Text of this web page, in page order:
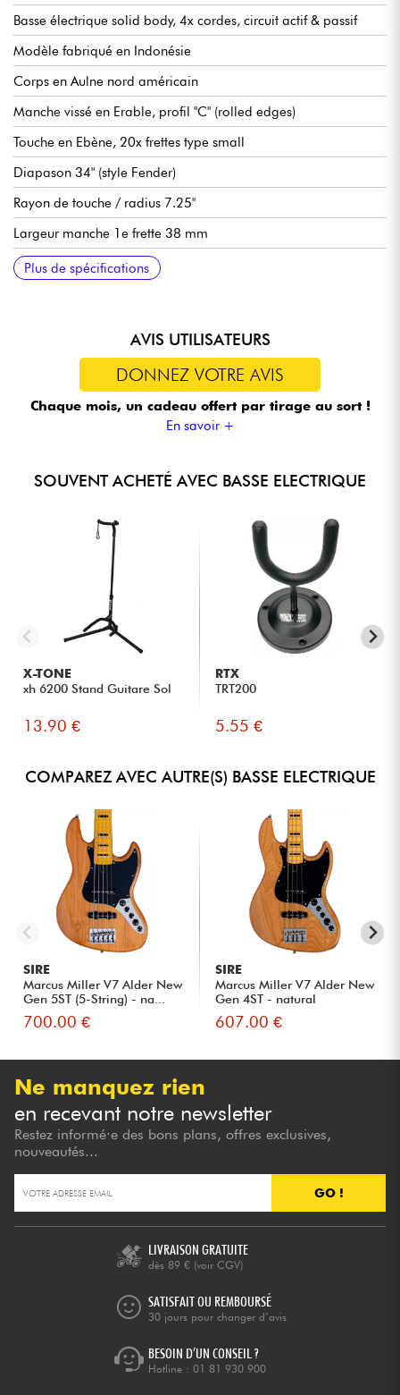
Basse électrique solid body, 4x cordes, circuit actif & passif
Modèle fabriqué en Indonésie
Corps en Aulne nord américain
Manche vissé en Erable, profil "C" (rolled edges)
Touche en Ebène, 20x frettes type small
Diapason 34" (style Fender)
Rayon de touche / radius 7.25"
Largeur manche 1e frette 38 mm
Micros Sire Vintage-J Revolution Pickup set
Sire Heritage-3 Preamp, débrayable active/passive (18v via 2x
piles 9v)
Volume
Tonalité
Balance micros
Aigus / médiums (potentiomètres concentriques)
Basse (push / pull pour modes actif ou passif)
Chevalet Sire Vintage-S
Mécaniques Sire Premium Light Weight Open Gear
Finition corps brillant
Finition manche satin
Plus de spécifications
AVIS UTILISATEURS
DONNEZ VOTRE AVIS
Chaque mois, un cadeau offert par tirage au sort !
En savoir +
SOUVENT ACHETÉ AVEC BASSE ELECTRIQUE
X-TONE
xh 6200 Stand Guitare Sol
13.90 €
RTX
TRT200
5.55 €
COMPAREZ AVEC AUTRE(S) BASSE ELECTRIQUE
SIRE
Marcus Miller V7 Alder New
Gen 5ST (5-String) - na...
700.00 €
SIRE
Marcus Miller V7 Alder New
Gen 4ST - natural
607.00 €
Ne manquez rien
en recevant notre newsletter
Restez informé·e des bons plans, offres exclusives,
nouveautés...
GO !
LIVRAISON GRATUITE
dès 89 € (voir CGV)
SATISFAIT OU REMBOURSÉ
30 jours pour changer d’avis
BESOIN D’UN CONSEIL ?
Hotline : 01 81 930 900